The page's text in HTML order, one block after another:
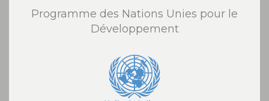
Programme des Nations Unies pour le
Développement